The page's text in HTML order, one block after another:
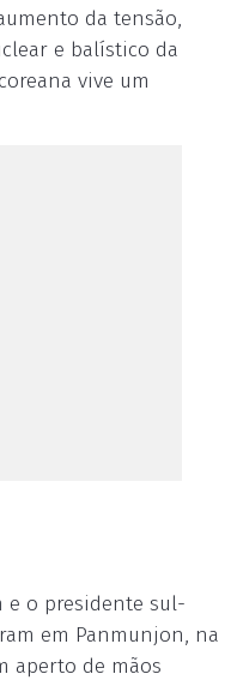
da tensão,
e balístico da
vive um
e o presidente sul-
em Panmunjon, na
aperto de mãos